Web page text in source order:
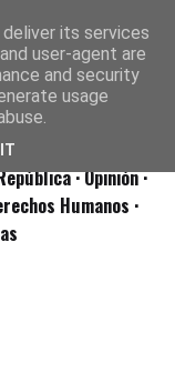
· Opinión·
Humanos ·
its services
user-agent are
and security
usage